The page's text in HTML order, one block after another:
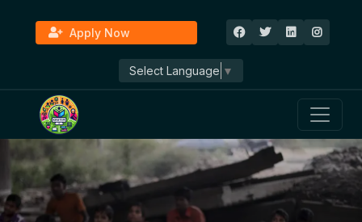
Apply Now
Select Language ▼